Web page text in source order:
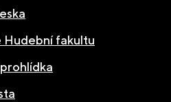
Hudební fakultu